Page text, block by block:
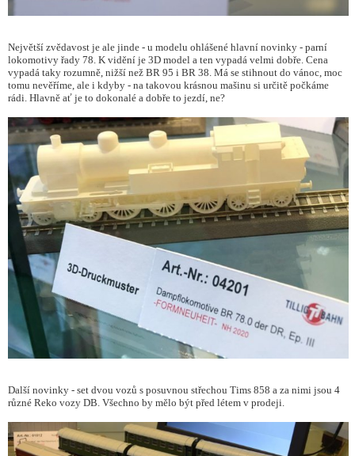
Největší zvědavost je ale jinde - u modelu ohlášené hlavní novinky - parní
lokomotivy řady 78. K vidění je 3D model a ten vypadá velmi dobře. Cena
vypadá taky rozumně, nižší než BR 95 i BR 38. Má se stihnout do vánoc, moc
tomu nevěříme, ale i kdyby - na takovou krásnou mašinu si určitě počkáme
rádi. Hlavně ať je to dokonalé a dobře to jezdí, ne?
Další novinky - set dvou vozů s posuvnou střechou Tims 858 a za nimi jsou 4
různé Reko vozy DB. Všechno by mělo být před létem v prodeji.